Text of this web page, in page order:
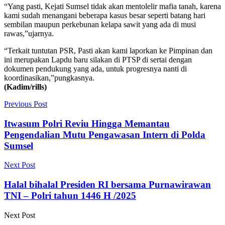
“Yang pasti, Kejati Sumsel tidak akan mentolelir mafia tanah, karena
kami sudah menangani beberapa kasus besar seperti batang hari
sembilan maupun perkebunan kelapa sawit yang ada di musi
rawas,”ujarnya.
“Terkait tuntutan PSR, Pasti akan kami laporkan ke Pimpinan dan
ini merupakan Lapdu baru silakan di PTSP di sertai dengan
dokumen pendukung yang ada, untuk progresnya nanti di
koordinasikan,”pungkasnya.
(Kadim/rills)
Previous Post
Itwasum Polri Reviu Hingga Memantau
Pengendalian Mutu Pengawasan Intern di Polda
Sumsel
Next Post
Halal bihalal Presiden RI bersama Purnawirawan
TNI – Polri tahun 1446 H /2025
Next Post